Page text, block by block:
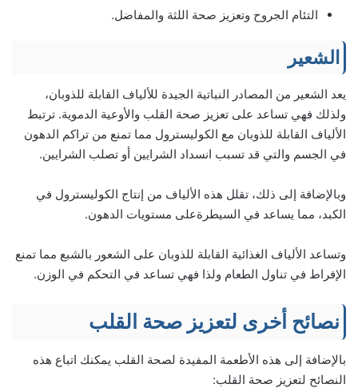
التئام الجروح وتعزيز صحة اللثة والمفاضل.
الشعير
يعد الشعير من المصادر النباتية الجيدة للألياف القابلة للذوبان،
ولذلك فهي تساعد على تعزيز صحة القلب والأوعية الدموية. ترتبط
الألياف القابلة للذوبان مع الكوليسترول مما تمنع من تراكم الدهون
في الجسم والتي قد تسبب انسداد الشرايين أو تصلب الشرايين.
وبالإضافة إلى ذلك، تقلل هذه الألياف من إنتاج الكوليسترول في
الكبد، مما يساعد في السيطرةعلى مستويات الدهون.
وتساعد الألياف الغذائية القابلة للذوبان على الشعور بالشبع مما تمنع
الإفراط في تناول الطعام ولذا فهي تساعد في التحكم في الوزن.
نصائح أخرى لتعزيز صحة القلب
بالإضافة إلى هذه الأطعمة المفيدة لصحة القلب يمكنك اتباع هذه
النصائح لتعزيز صحة القلب: